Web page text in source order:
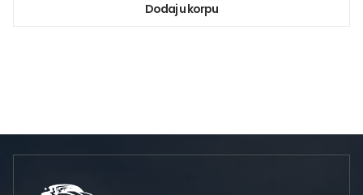
Dodaj u korpu